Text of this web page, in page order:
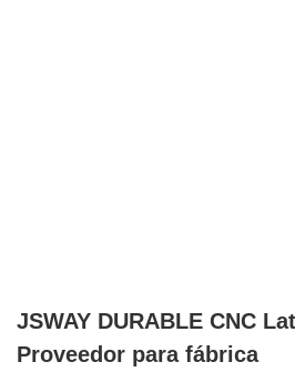
JSWAY DURABLE CNC
Proveedor para fábrica